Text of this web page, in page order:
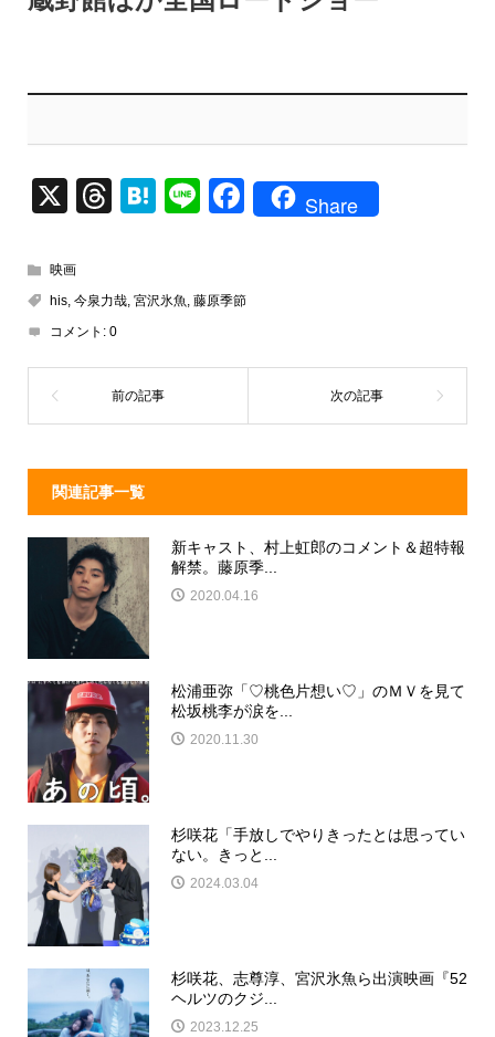
X
T
a
d
s
H
n
Li
F
e
o
Share
映画
his, 今泉力哉, 宮沢氷魚, 藤原季節
コメント: 0
関連記事一覧
新キャスト、村上虹郎のコメント＆超特報
解禁。藤原季...
2020.04.16
松浦亜弥「♡桃色片想い♡」のＭＶを見て
松坂桃李が涙を...
2020.11.30
杉咲花「手放しでやりきったとは思ってい
ない。きっと...
2024.03.04
杉咲花、志尊淳、宮沢氷魚ら出演映画『52
ヘルツのクジ...
2023.12.25